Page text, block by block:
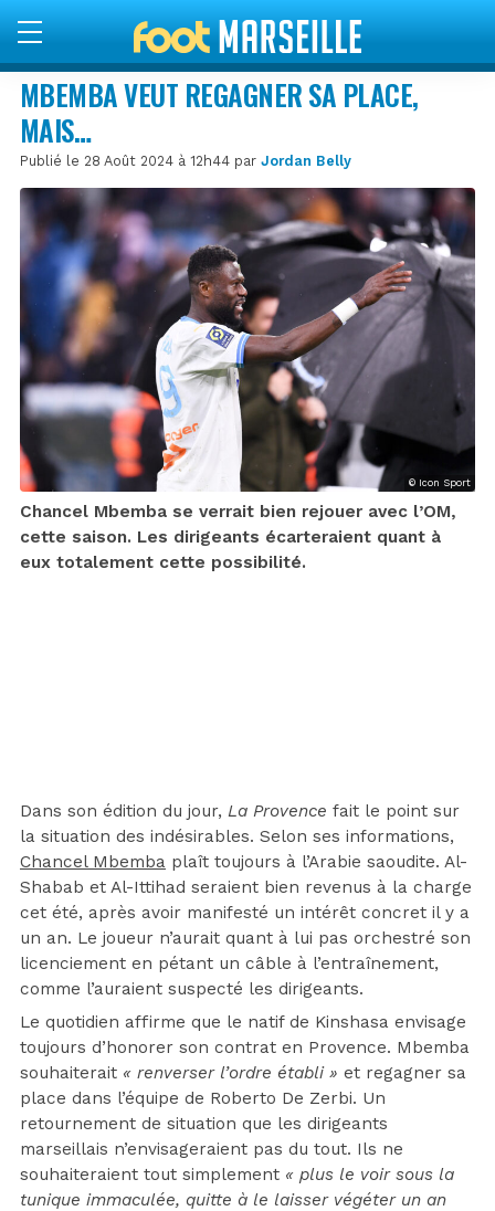
MBEMBA VEUT REGAGNER SA PLACE,
MAIS…
Publié le 28 Août 2024 à 12h44 par Jordan Belly
© Icon Sport
Chancel Mbemba se verrait bien rejouer avec l’OM,
cette saison. Les dirigeants écarteraient quant à
eux totalement cette possibilité.
Dans son édition du jour, La Provence fait le point sur
la situation des indésirables. Selon ses informations,
Chancel Mbemba plaît toujours à l’Arabie saoudite. Al-
Shabab et Al-Ittihad seraient bien revenus à la charge
cet été, après avoir manifesté un intérêt concret il y a
un an. Le joueur n’aurait quant à lui pas orchestré son
licenciement en pétant un câble à l’entraînement,
comme l’auraient suspecté les dirigeants.
Le quotidien affirme que le natif de Kinshasa envisage
toujours d’honorer son contrat en Provence. Mbemba
souhaiterait « renverser l’ordre établi » et regagner sa
place dans l’équipe de Roberto De Zerbi. Un
retournement de situation que les dirigeants
marseillais n’envisageraient pas du tout. Ils ne
souhaiteraient tout simplement « plus le voir sous la
tunique immaculée, quitte à le laisser végéter un an